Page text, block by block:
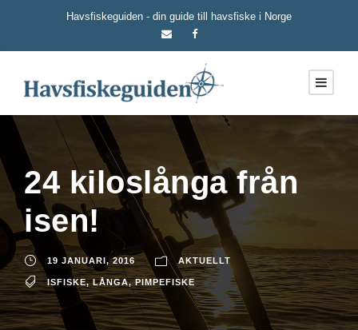
Havsfiskeguiden - din guide till havsfiske i Norge
24 kiloslånga från
isen!
19 JANUARI, 2016 AKTUELLT
ISFISKE, LÅNGA, PIMPEFISKE